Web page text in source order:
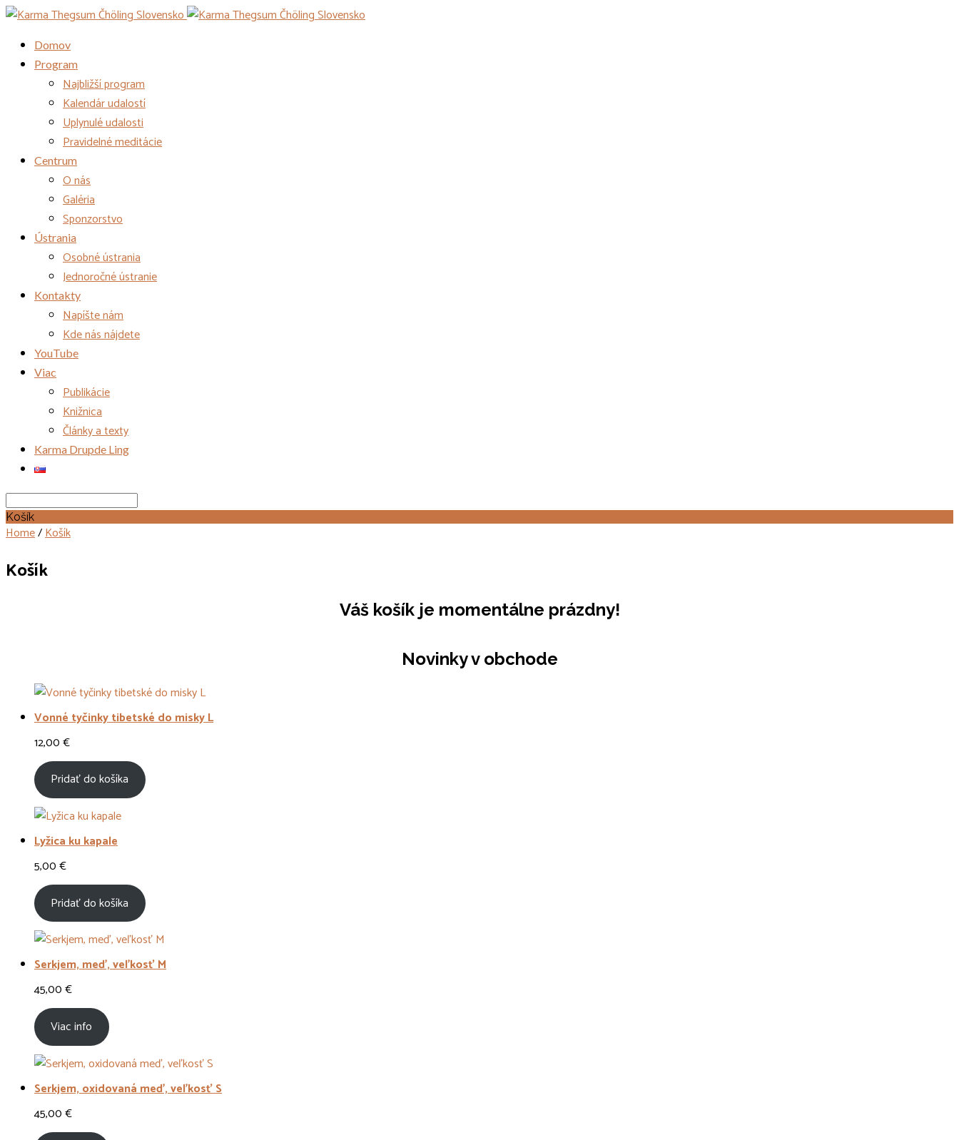
Domov
Program
Najbližší program
Kalendár udalostí
Uplynulé udalosti
Pravidelné meditácie
Centrum
O nás
Galéria
Sponzorstvo
Ústrania
Osobné ústrania
Jednoročné ústranie
Kontakty
Napíšte nám
Kde nás nájdete
YouTube
Viac
Publikácie
Knižnica
Články a texty
Karma Drupde Ling
Search
Košík
Home/Košík
Košík
Váš košík je momentálne prázdny!
Novinky v obchode
Vonné tyčinky tibetské do misky L
12,00€
Pridať do košíka
Lyžica ku kapale
5,00€
Pridať do košíka
Serkjem, meď, veľkosť M
45,00€
Viac info
Serkjem, oxidovaná meď, veľkosť S
45,00€